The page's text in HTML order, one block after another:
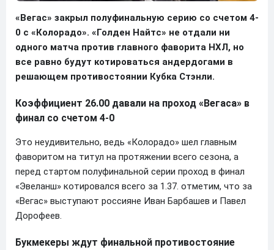
«Вегас» закрыл полуфинальную серию со счетом 4-
0 с «Колорадо». «Голден Найтс» не отдали ни
одного матча против главного фаворита НХЛ, но
все равно будут котироваться андердогами в
решающем противостоянии Кубка Стэнли.
Коэффициент 26.00 давали на проход «Вегаса» в
финал со счетом 4-0
Это неудивительно, ведь «Колорадо» шел главным
фаворитом на титул на протяжении всего сезона, а
перед стартом полуфинальной серии проход в финал
«Эвеланш» котировался всего за 1.37. отметим, что за
«Вегас» выступают россияне Иван Барбашев и Павел
Дорофеев.
Букмекеры ждут финальной противостояние